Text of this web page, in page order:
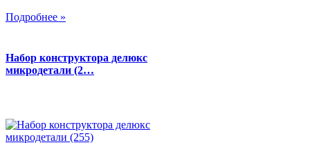
Подробнее »
Набор конструктора делюкс
микродетали (2…